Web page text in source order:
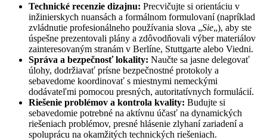
Technické recenzie dizajnu: Precvičujte si orientáciu v
inžinierskych nuansách a formálnom formulovaní (napríklad
zvládnutie profesionálneho používania slova „Sie„), aby ste
úspešne prezentovali plány a zdôvodňovali výber materiálov
zainteresovaným stranám v Berlíne, Stuttgarte alebo Viedni.
Správa a bezpečnosť lokality: Naučte sa jasne delegovať
úlohy, dodržiavať prísne bezpečnostné protokoly a
sebavedome koordinovať s miestnymi nemeckými
dodávateľmi pomocou presných, autoritatívnych formulácií.
Riešenie problémov a kontrola kvality: Budujte si
sebavedomie potrebné na aktívnu účasť na dynamických
riešeniach problémov, presné hlásenie zlyhaní zariadení a
spoluprácu na okamžitých technických riešeniach.